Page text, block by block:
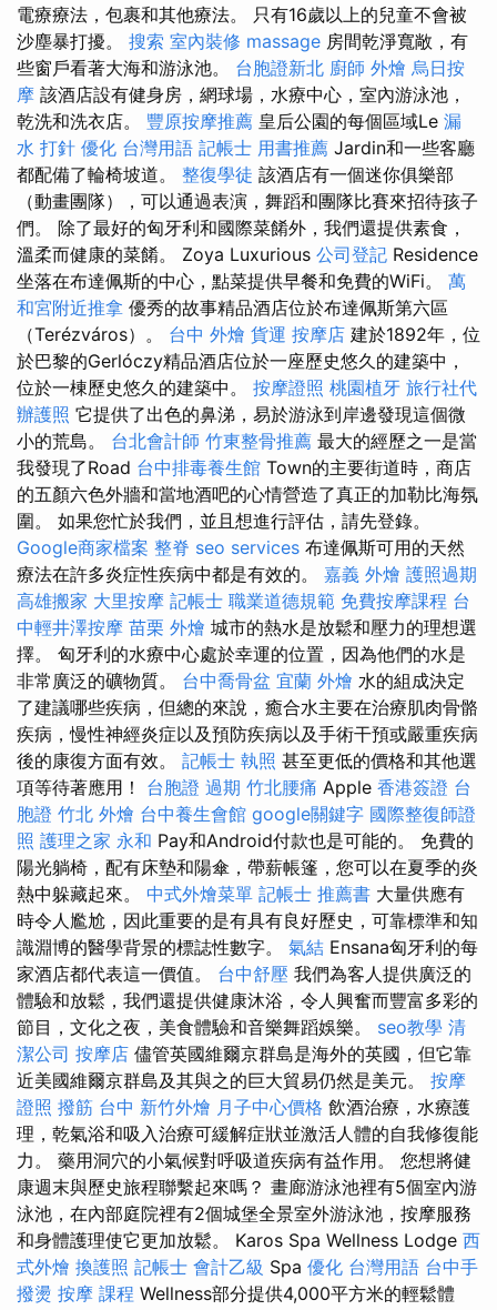
電療療法，包裹和其他療法。 只有16歲以上的兒童不會被
沙塵暴打擾。 搜索 室內裝修 massage 房間乾淨寬敞，有
些窗戶看著大海和游泳池。 台胞證新北 廚師 外燴 烏日按
摩 該酒店設有健身房，網球場，水療中心，室內游泳池，
乾洗和洗衣店。 豐原按摩推薦 皇后公園的每個區域Le 漏
水 打針 優化 台灣用語 記帳士 用書推薦 Jardin和一些客廳
都配備了輪椅坡道。 整復學徒 該酒店有一個迷你俱樂部
（動畫團隊），可以通過表演，舞蹈和團隊比賽來招待孩子
們。 除了最好的匈牙利和國際菜餚外，我們還提供素食，
溫柔而健康的菜餚。 Zoya Luxurious 公司登記 Residence
坐落在布達佩斯的中心，點菜提供早餐和免費的WiFi。 萬
和宮附近推拿 優秀的故事精品酒店位於布達佩斯第六區
（Terézváros）。 台中 外燴 貨運 按摩店 建於1892年，位
於巴黎的Gerlóczy精品酒店位於一座歷史悠久的建築中，
位於一棟歷史悠久的建築中。 按摩證照 桃園植牙 旅行社代
辦護照 它提供了出色的鼻涕，易於游泳到岸邊發現這個微
小的荒島。 台北會計師 竹東整骨推薦 最大的經歷之一是當
我發現了Road 台中排毒養生館 Town的主要街道時，商店
的五顏六色外牆和當地酒吧的心情營造了真正的加勒比海氛
圍。 如果您忙於我們，並且想進行評估，請先登錄。
Google商家檔案 整脊 seo services 布達佩斯可用的天然
療法在許多炎症性疾病中都是有效的。 嘉義 外燴 護照過期
高雄搬家 大里按摩 記帳士 職業道德規範 免費按摩課程 台
中輕井澤按摩 苗栗 外燴 城市的熱水是放鬆和壓力的理想選
擇。 匈牙利的水療中心處於幸運的位置，因為他們的水是
非常廣泛的礦物質。 台中喬骨盆 宜蘭 外燴 水的組成決定
了建議哪些疾病，但總的來說，癒合水主要在治療肌肉骨骼
疾病，慢性神經炎症以及預防疾病以及手術干預或嚴重疾病
後的康復方面有效。 記帳士 執照 甚至更低的價格和其他選
項等待著應用！ 台胞證 過期 竹北腰痛 Apple 香港簽證 台
胞證 竹北 外燴 台中養生會館 google關鍵字 國際整復師證
照 護理之家 永和 Pay和Android付款也是可能的。 免費的
陽光躺椅，配有床墊和陽傘，帶薪帳篷，您可以在夏季的炎
熱中躲藏起來。 中式外燴菜單 記帳士 推薦書 大量供應有
時令人尷尬，因此重要的是有具有良好歷史，可靠標準和知
識淵博的醫學背景的標誌性數字。 氣結 Ensana匈牙利的每
家酒店都代表這一價值。 台中舒壓 我們為客人提供廣泛的
體驗和放鬆，我們還提供健康沐浴，令人興奮而豐富多彩的
節目，文化之夜，美食體驗和音樂舞蹈娛樂。 seo教學 清
潔公司 按摩店 儘管英國維爾京群島是海外的英國，但它靠
近美國維爾京群島及其與之的巨大貿易仍然是美元。 按摩
證照 撥筋 台中 新竹外燴 月子中心價格 飲酒治療，水療護
理，乾氣浴和吸入治療可緩解症狀並激活人體的自我修復能
力。 藥用洞穴的小氣候對呼吸道疾病有益作用。 您想將健
康週末與歷史旅程聯繫起來嗎？ 畫廊游泳池裡有5個室內游
泳池，在內部庭院裡有2個城堡全景室外游泳池，按摩服務
和身體護理使它更加放鬆。 Karos Spa Wellness Lodge 西
式外燴 換護照 記帳士 會計乙級 Spa 優化 台灣用語 台中手
撥燙 按摩 課程 Wellness部分提供4,000平方米的輕鬆體